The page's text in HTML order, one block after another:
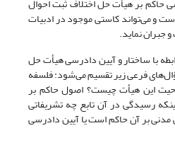
حاکم بر هیأت حل اختلاف ثبت احوال
و می‌تواند کاستی موجود در ادبیات
جبران نماید.
با ساختار و آیین دادرسی هیأت حل
فرعی زیر تقسیم می‌شود: فلسفه
این هیأت چیست؟ اصول حاکم بر
رسیدگی در آن تابع چه تشریفاتی
بر آن حاکم است یا آیین دادرسی